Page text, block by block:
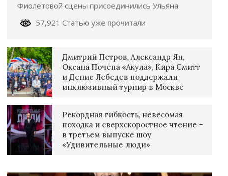
Фиолетовой сцены присоединились Ульяна
57,921 Статью уже прочитали
Дмитрий Петров, Александр Ян,
Оксана Почепа «Акула», Кира Смитт
и Денис Лебедев поддержали
инклюзивный турнир в Москве
Рекордная гибкость, невесомая
походка и сверхскоростное чтение –
в третьем выпуске шоу
«Удивительные люди»